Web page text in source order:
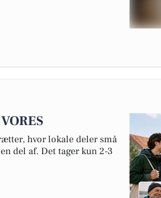
hvor lokale deler små
del af. Det tager kun 2-3